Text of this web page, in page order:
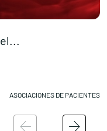
ASOCIACIONES DE PACIENTES